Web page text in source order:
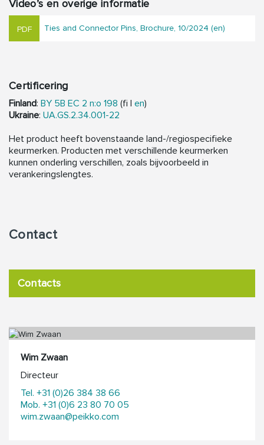
Video’s en overige informatie
Ties and Connector Pins, Brochure, 10/2024 (en)
Certificering
Finland: BY 5B EC 2 n:o 198 (fi | en)
Ukraine: UA.GS.2.34.001-22
Het product heeft bovenstaande land-/regiospecifieke
keurmerken. Producten met verschillende keurmerken
kunnen onderling verschillen, zoals bijvoorbeeld in
verankeringslengtes.
Contact
Contacts
Wim Zwaan
Directeur
Tel. +31 (0)26 384 38 66
Mob. +31 (0)6 23 80 70 05
wim.zwaan@peikko.com